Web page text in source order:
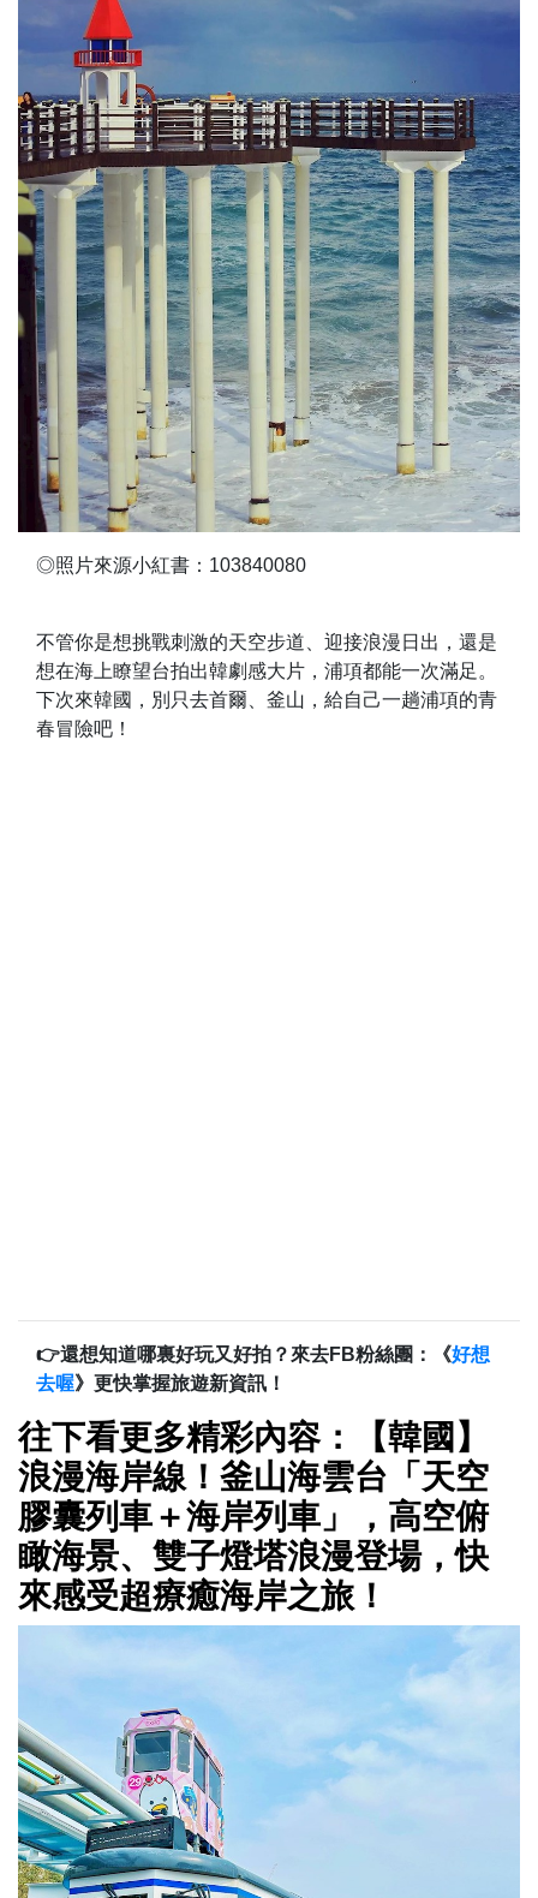
◎照片來源小紅書：103840080
不管你是想挑戰刺激的天空步道、迎接浪漫日出，還是
想在海上瞭望台拍出韓劇感大片，浦項都能一次滿足。
下次來韓國，別只去首爾、釜山，給自己一趟浦項的青
春冒險吧！
👉還想知道哪裏好玩又好拍？來去FB粉絲團：《好想
去喔》更快掌握旅遊新資訊！
往下看更多精彩內容：【韓國】
浪漫海岸線！釜山海雲台「天空
膠囊列車＋海岸列車」，高空俯
瞰海景、雙子燈塔浪漫登場，快
來感受超療癒海岸之旅！